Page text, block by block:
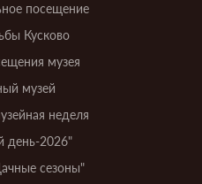
посещение
Кусково
музея
музей
неделя
день-2026"
сезоны"